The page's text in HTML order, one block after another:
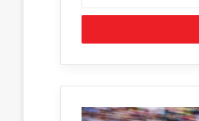
seu
de
Jackpot